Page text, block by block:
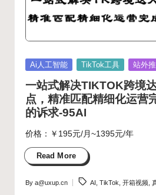
Posted
Ai人工智能 TikTok工具 站外
一站式解决TIKTOK跨境
点，精准匹配精细化运营
的诉求-95AI
价格：￥195元/月~1395元/年
Read More
Posted
By a@uxup.cn
Tags: AI ,TikTok ,开箱视频 ,